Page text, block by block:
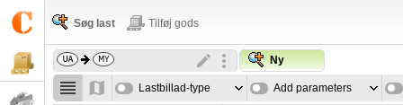
Søg last Tilføj gods
Ny
Lastbillad-type Add parameters